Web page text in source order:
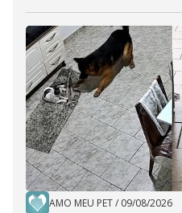
AMO MEU PET/ 09/08/2026